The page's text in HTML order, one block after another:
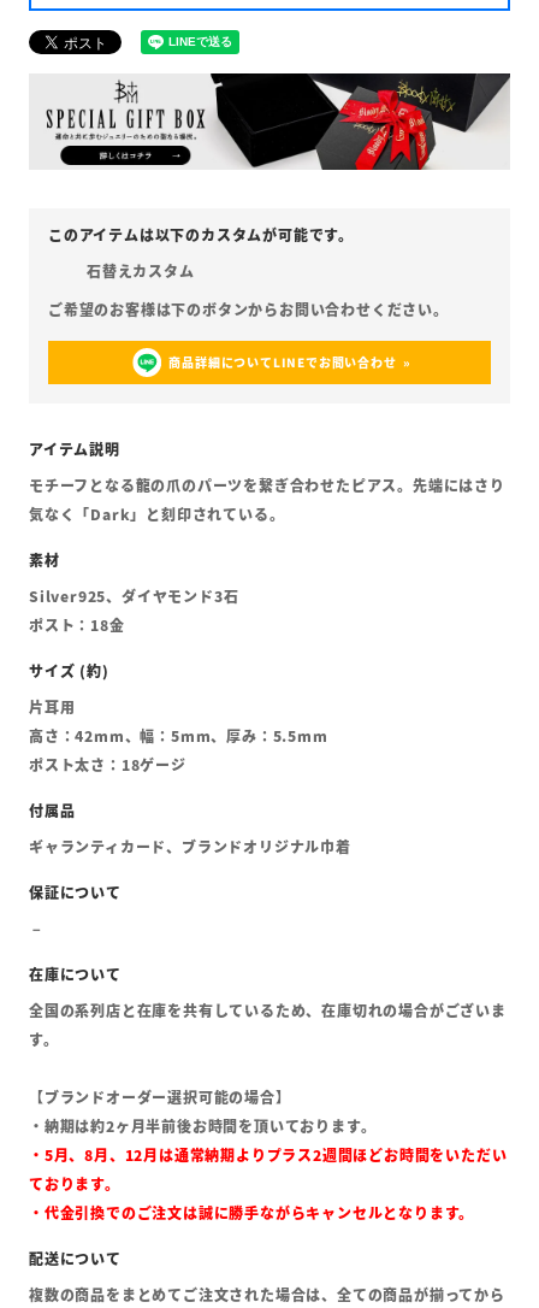
石替えカスタム
商品詳細についてLINEでお問い合わせ
モチーフとなる龍の爪のパーツを繋ぎ合わせたピアス。先端にはさり
気なく「Dark」と刻印されている。
Silver925、ダイヤモンド3石
ポスト：18金
片耳用
高さ：42mm、幅：5mm、厚み：5.5mm
ポスト太さ：18ゲージ
ギャランティカード、ブランドオリジナル巾着
全国の系列店と在庫を共有しているため、在庫切れの場合がございま
す。
【ブランドオーダー選択可能の場合】
・納期は約2ヶ月半前後お時間を頂いております。
・5月、8月、12月は通常納期よりプラス2週間ほどお時間をいただい
ております。
・代金引換でのご注文は誠に勝手ながらキャンセルとなります。
複数の商品をまとめてご注文された場合は、全ての商品が揃ってから